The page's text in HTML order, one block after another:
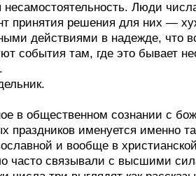
Люди
принятия решения для них —
действиями в надежде, что
события там, где это бывает
в общественном сознании с
праздников именуется именно
и вообще в
часто связывали с высшими